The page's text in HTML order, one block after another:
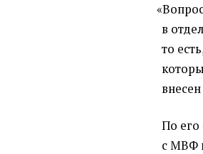
«
в
то
По его
с МВФ